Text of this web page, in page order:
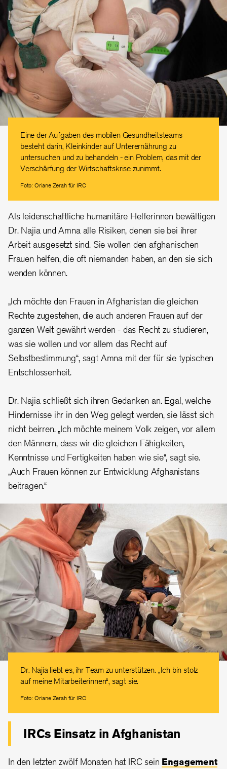
Eine der Aufgaben des mobilen Gesundheitsteams
besteht darin, Kleinkinder auf Unterernährung zu
untersuchen und zu behandeln - ein Problem, das mit der
Verschärfung der Wirtschaftskrise zunimmt.
Foto: Oriane Zerah für IRC
Als leidenschaftliche humanitäre Helferinnen bewältigen
Dr. Najia und Amna alle Risiken, denen sie bei ihrer
Arbeit ausgesetzt sind. Sie wollen den afghanischen
Frauen helfen, die oft niemanden haben, an den sie sich
wenden können.
„Ich möchte den Frauen in Afghanistan die gleichen
Rechte zugestehen, die auch anderen Frauen auf der
ganzen Welt gewährt werden - das Recht zu studieren,
was sie wollen und vor allem das Recht auf
Selbstbestimmung“, sagt Amna mit der für sie typischen
Entschlossenheit.
Dr. Najia schließt sich ihren Gedanken an. Egal, welche
Hindernisse ihr in den Weg gelegt werden, sie lässt sich
nicht beirren. „Ich möchte meinem Volk zeigen, vor allem
den Männern, dass wir die gleichen Fähigkeiten,
Kenntnisse und Fertigkeiten haben wie sie“, sagt sie.
„Auch Frauen können zur Entwicklung Afghanistans
beitragen.“
Dr. Najia liebt es, ihr Team zu unterstützen. „Ich bin stolz
auf meine Mitarbeiterinnen“, sagt sie.
Foto: Oriane Zerah für IRC
IRCs Einsatz in Afghanistan
In den letzten zwölf Monaten hat IRC sein Engagement